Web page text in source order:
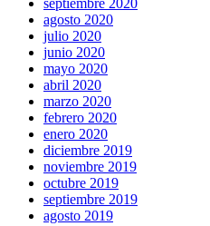
septiembre 2020
agosto 2020
julio 2020
junio 2020
mayo 2020
abril 2020
marzo 2020
febrero 2020
enero 2020
diciembre 2019
noviembre 2019
octubre 2019
septiembre 2019
agosto 2019